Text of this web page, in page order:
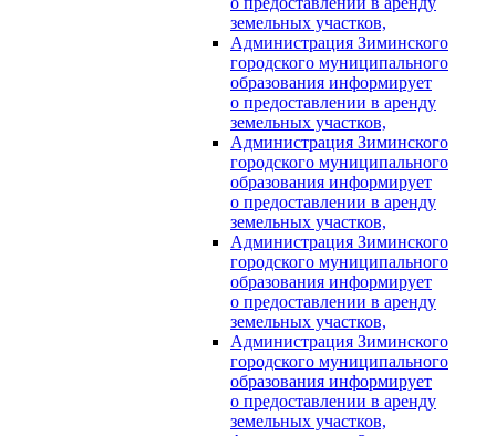
земельных участков,
Администрация Зиминского
городского муниципального
образования информирует
о предоставлении в аренду
земельных участков,
Администрация Зиминского
городского муниципального
образования информирует
о предоставлении в аренду
земельных участков,
Администрация Зиминского
городского муниципального
образования информирует
о предоставлении в аренду
земельных участков,
Администрация Зиминского
городского муниципального
образования информирует
о предоставлении в аренду
земельных участков,